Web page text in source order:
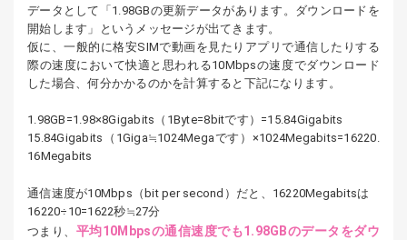
データとして「1.98GBの更新データがあります。ダウンロードを
開始します」というメッセージが出てきます。
仮に、一般的に格安SIMで動画を見たりアプリで通信したりする
際の速度において快適と思われる10Mbpsの速度でダウンロード
した場合、何分かかるのかを計算すると下記になります。
1.98GB=1.98×8Gigabits（1Byte=8bitです）=15.84Gigabits
15.84Gigabits（1Giga≒1024Megaです）×1024Megabits=16220.
16Megabits
通信速度が10Mbps（bit per second）だと、16220Megabitsは
16220÷10=1622秒≒27分
つまり、 平均10Mbpsの通信速度でも1.98GBのデータをダウ